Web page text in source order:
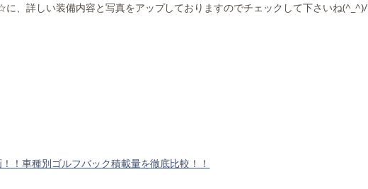
に、詳しい装備内容と写真をアップしておりますのでチェックして下さいね(^_^)/
！車種別ゴルフバック積載量を徹底比較！！